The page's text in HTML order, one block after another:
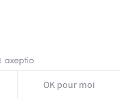
OK pour moi